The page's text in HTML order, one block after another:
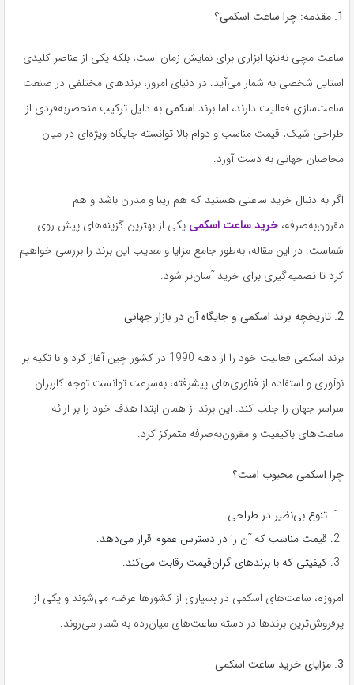
1. مقدمه: چرا ساعت اسکمی؟
ساعت مچی نه‌تنها ابزاری برای نمایش زمان است، بلکه یکی از عناصر کلیدی
استایل شخصی به شمار می‌آید. در دنیای امروز، برندهای مختلفی در صنعت
ساعت‌سازی فعالیت دارند، اما برند اسکمیبه دلیل ترکیب منحصربه‌فردی از
طراحی شیک، قیمت مناسب و دوام بالا توانسته جایگاه ویژه‌ای در میان
مخاطبان جهانی به دست آورد.
اگر به دنبال خرید ساعتی هستید که هم زیبا و مدرن باشد و هم
مقرون‌به‌صرفه، خرید ساعت اسکمی یکی از بهترین گزینه‌های پیش روی
شماست. در این مقاله، به‌طور جامع مزایا و معایب این برند را بررسی خواهیم
کرد تا تصمیم‌گیری برای خرید آسان‌تر شود.
2. تاریخچه برند اسکمی و جایگاه آن در بازار جهانی
برند اسکمی فعالیت خود را از دهه 1990 در کشور چین آغاز کرد و با تکیه بر
نوآوری و استفاده از فناوری‌های پیشرفته، به‌سرعت توانست توجه کاربران
سراسر جهان را جلب کند. این برند از همان ابتدا هدف خود را بر ارائه
ساعت‌های باکیفیت و مقرون‌به‌صرفه متمرکز کرد.
چرا اسکمی محبوب است؟
تنوع بی‌نظیر در طراحی.
قیمت مناسب که آن را در دسترس عموم قرار می‌دهد.
کیفیتی که با برندهای گران‌قیمت رقابت می‌کند.
امروزه، ساعت‌های اسکمی در بسیاری از کشورها عرضه می‌شوند و یکی از
پرفروش‌ترین برندها در دسته ساعت‌های میان‌رده به شمار می‌روند.
3. مزایای خرید ساعت اسکمی